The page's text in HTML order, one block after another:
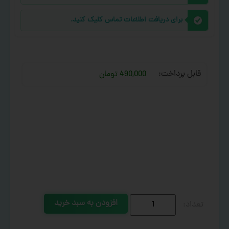
برای دریافت اطلاعات تماس کلیک کنید.
قابل پرداخت: 490,000 تومان
افزودن به سبد خرید